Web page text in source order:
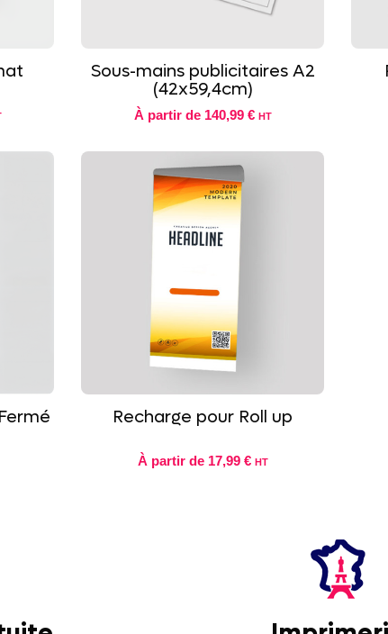
Sous-mains publicitaires A2
(42x59,4cm)
À partir de 140,99 € HT
Recharge pour Roll up
À partir de 17,99 € HT